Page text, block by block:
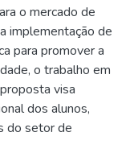
o mercado de
implementação de
para promover a
o trabalho em
visa
dos alunos,
do setor de